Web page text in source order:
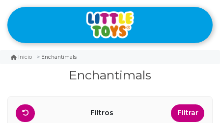
Inicio Enchantimals
Enchantimals
Filtros Filtrar